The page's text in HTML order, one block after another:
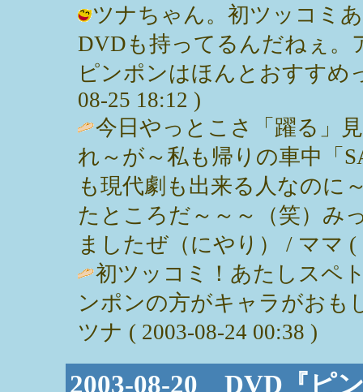
ツナちゃん。初ツッコミ
DVDも持ってるんだねぇ。
ピンポンはほんとおすすめ
08-25 18:12 )
今日やっとこさ「躍る」
れ～が～私も帰りの車中「
も現代劇も出来る人なのに
たところだ～～～（笑）み
ましたぜ（にやり） / ママ (
初ツッコミ！あたしスペ
ンポンの方がキャラがおも
ツナ ( 2003-08-24 00:38 )
2003-08-20 DVD『ピ